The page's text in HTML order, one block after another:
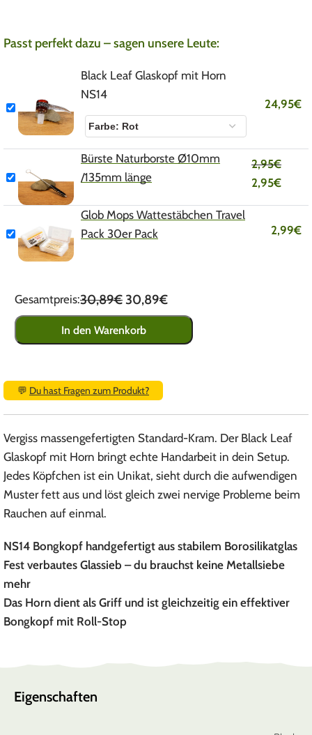
Passt perfekt dazu – sagen unsere Leute:
Black Leaf Glaskopf mit Horn
NS14
24,95€
Bürste Naturborste Ø10mm
/135mm länge
2,95€
2,95€
Glob Mops Wattestäbchen Travel
Pack 30er Pack
2,99€
Gesamtpreis:30,89€30,89€
In den Warenkorb
💬 Du hast Fragen zum Produkt?
Vergiss massengefertigten Standard-Kram. Der Black Leaf
Glaskopf mit Horn bringt echte Handarbeit in dein Setup.
Jedes Köpfchen ist ein Unikat, sieht durch die aufwendigen
Muster fett aus und löst gleich zwei nervige Probleme beim
Rauchen auf einmal.
NS14 Bongkopf handgefertigt aus stabilem Borosilikatglas
Fest verbautes Glassieb – du brauchst keine Metallsiebe
mehr
Das Horn dient als Griff und ist gleichzeitig ein effektiver
Bongkopf mit Roll-Stop
Eigenschaften